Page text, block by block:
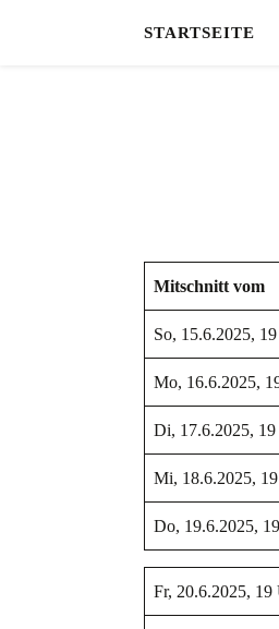
STARTSEITE
Mitschnitt vom
So, 15.6.2025,
Mo, 16.6.2025,
Di, 17.6.2025,
Mi, 18.6.2025,
Do, 19.6.2025,
Fr, 20.6.2025, 19